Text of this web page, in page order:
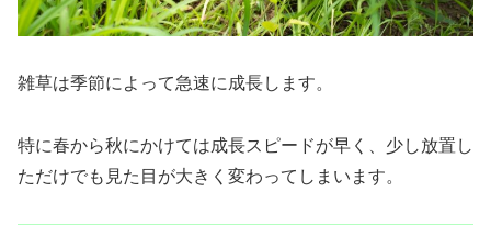
雑草は季節によって急速に成長します。
特に春から秋にかけては成長スピードが早く、少し放置し
ただけでも見た目が大きく変わってしまいます。